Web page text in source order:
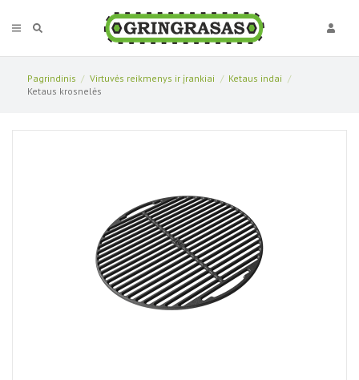
Pagrindinis Virtuvės reikmenys ir įrankiai
Ketaus indai
Ketaus krosnelės